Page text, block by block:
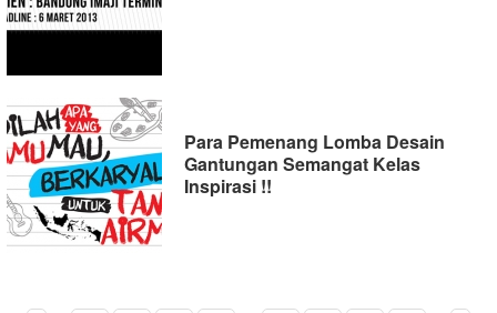
Para Pemenang Lomba Desain
Gantungan Semangat Kelas
Inspirasi !!